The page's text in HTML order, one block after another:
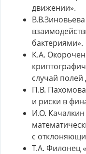
движении».
бактериями».
К.А.
случай полей
П.В.
и риски в
И.О.
с
Т.А. Филонец